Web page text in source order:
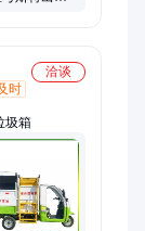
洽谈
时
圾箱